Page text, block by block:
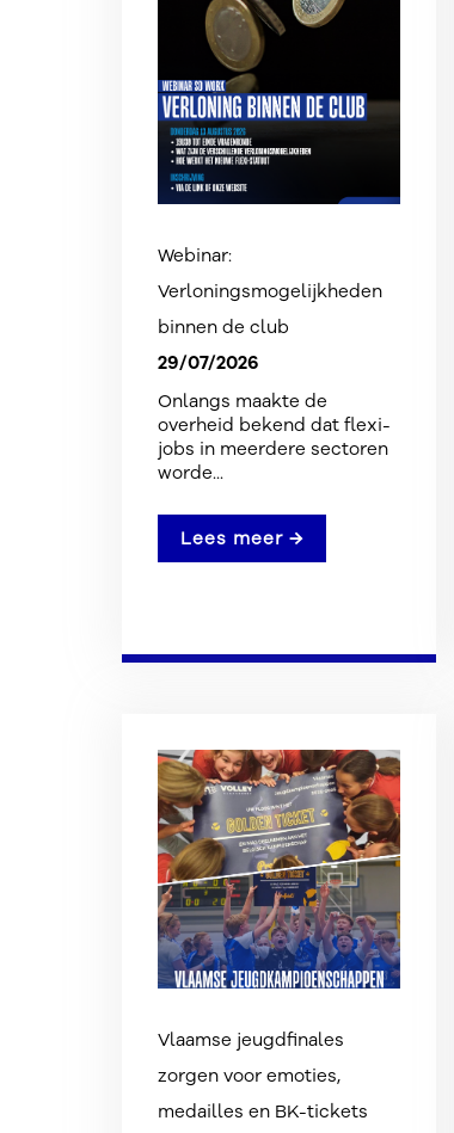
Webinar:
Verloningsmogelijkheden
binnen de club
29/07/2026
Onlangs maakte de
overheid bekend dat flexi-
jobs in meerdere sectoren
worde...
Lees meer →
Vlaamse jeugdfinales
zorgen voor emoties,
medailles en BK-tickets